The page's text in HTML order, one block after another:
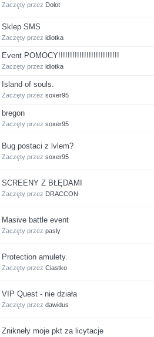
Zaczęty przez Dolot
Sklep SMS
Zaczęty przez idiotka
Event POMOCY!!!!!!!!!!!!!!!!!!!!!!!!!!
Zaczęty przez idiotka
Island of souls.
Zaczęty przez soxer95
bregon
Zaczęty przez soxer95
Bug postaci z lvlem?
Zaczęty przez soxer95
SCREENY Z BŁĘDAMI
Zaczęty przez DRACCON
Masive battle event
Zaczęty przez pasly
Protection amulety.
Zaczęty przez Ciastko
VIP Quest - nie działa
Zaczęty przez dawidus
Znikneły moje pkt za licytacje